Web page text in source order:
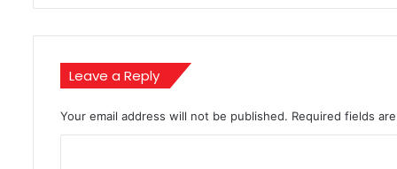
Wayanad
Leave a Reply
Your email address will not be published. Required fields